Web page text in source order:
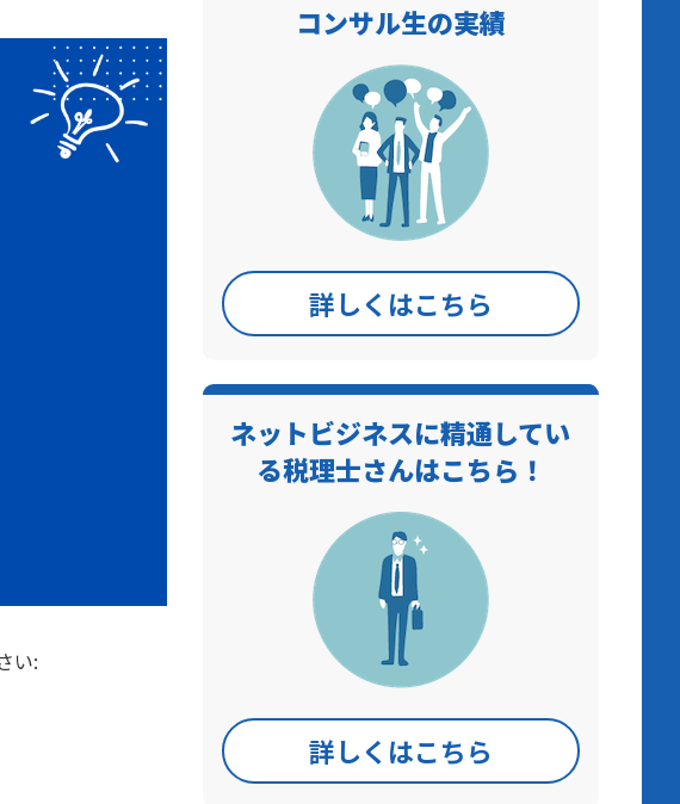
い:
コンサル生の実績
詳しくはこちら
ネットビジネスに精通してい
る税理士さんはこちら！
詳しくはこちら